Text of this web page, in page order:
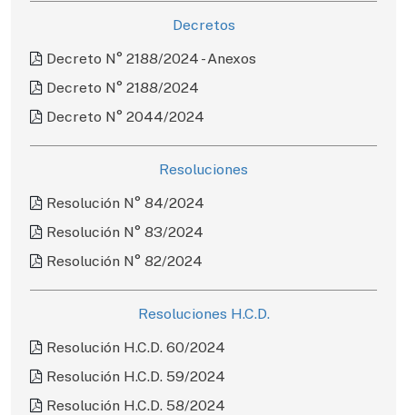
Decretos
Decreto N° 2188/2024 - Anexos
Decreto N° 2188/2024
Decreto N° 2044/2024
Resoluciones
Resolución N° 84/2024
Resolución N° 83/2024
Resolución N° 82/2024
Resoluciones H.C.D.
Resolución H.C.D. 60/2024
Resolución H.C.D. 59/2024
Resolución H.C.D. 58/2024